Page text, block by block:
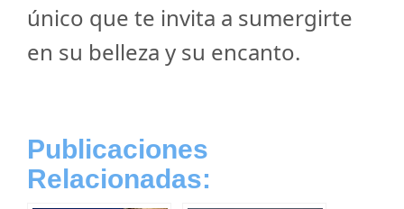
único que te invita a sumergirte
en su belleza y su encanto.
Publicaciones
Relacionadas: